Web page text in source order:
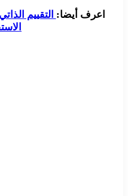
اعرف أيضا: التقييم